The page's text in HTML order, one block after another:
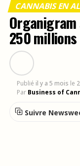
CANNABIS EN
250
Publié il y a 5 mois le
Par Business of
Suivre